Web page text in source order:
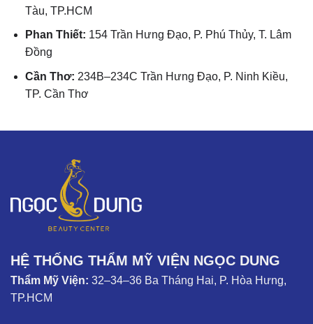
Tàu, TP.HCM
Phan Thiết: 154 Trần Hưng Đạo, P. Phú Thủy, T. Lâm
Đồng
Cần Thơ: 234B–234C Trần Hưng Đạo, P. Ninh Kiều,
TP. Cần Thơ
HỆ THỐNG THẨM MỸ VIỆN NGỌC DUNG
Thẩm Mỹ Viện: 32–34–36 Ba Tháng Hai, P. Hòa Hưng,
TP.HCM